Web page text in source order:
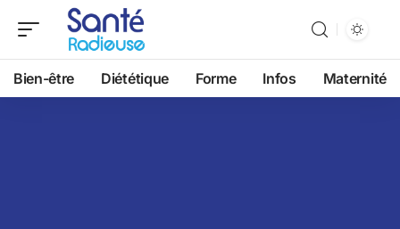
Bien-être Diététique Forme Infos Maternité